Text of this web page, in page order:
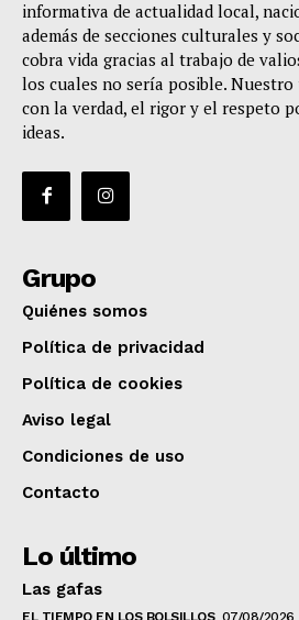
informativa de actualidad local,
además de secciones culturales y
cobra vida gracias al trabajo de
los cuales no sería posible. Nuestro
con la verdad, el rigor y el respeto
ideas.
Grupo
Quiénes somos
Política de privacidad
Política de cookies
Aviso legal
Condiciones de uso
Contacto
Lo último
Las gafas
EL TIEMPO EN LOS BOLSILLOS 07/08/2026